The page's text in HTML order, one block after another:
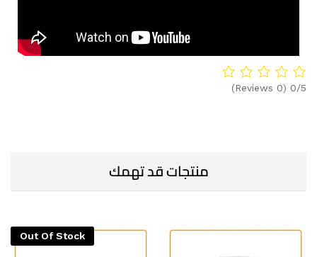
0/5
(0 Reviews)
منتجات قد تهمك
Out Of Stock